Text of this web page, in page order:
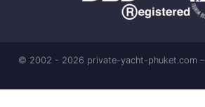
© 2002 - 2026 private-yacht-phuket.com